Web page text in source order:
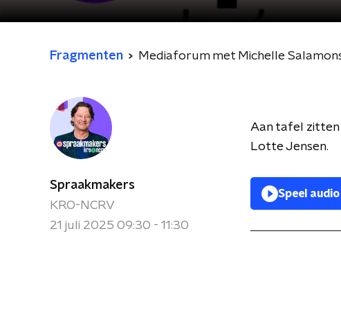
Fragmenten Mediaforum met Michelle
Spraakmakers
KRO-NCRV
21 juli 2025 09:30 - 11:30
Aan tafel zitten
Lotte Jensen.
Speel